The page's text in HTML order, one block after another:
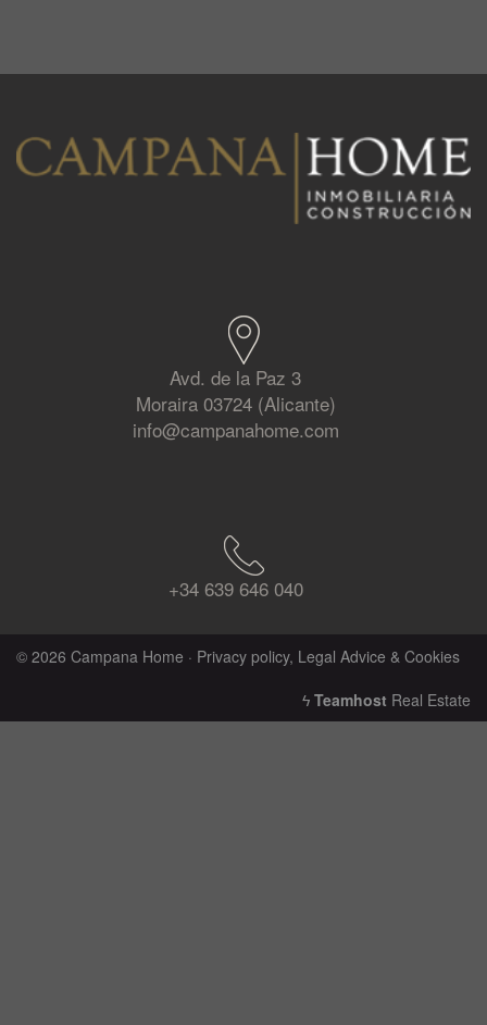
Avd. de la Paz 3
Moraira 03724 (Alicante)
info@campanahome.com
+34 639 646 040
© 2026 Campana Home · Privacy policy, Legal Advice & Cookies
ϟ Teamhost Real Estate